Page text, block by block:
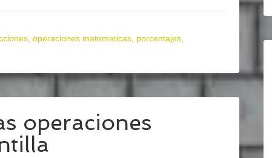
operaciones matematicas porcentajes
operaciones